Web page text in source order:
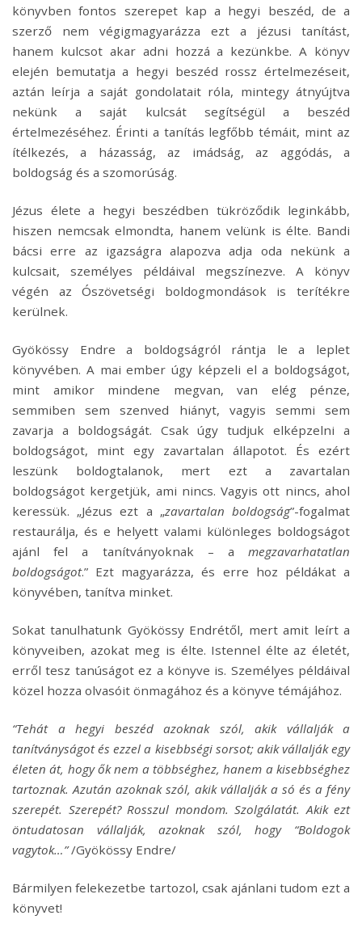
könyvben fontos szerepet kap a hegyi beszéd, de a
szerző nem végigmagyarázza ezt a jézusi tanítást,
hanem kulcsot akar adni hozzá a kezünkbe. A könyv
elején bemutatja a hegyi beszéd rossz értelmezéseit,
aztán leírja a saját gondolatait róla, mintegy átnyújtva
nekünk a saját kulcsát segítségül a beszéd
értelmezéséhez. Érinti a tanítás legfőbb témáit, mint az
ítélkezés, a házasság, az imádság, az aggódás, a
boldogság és a szomorúság.
Jézus élete a hegyi beszédben tükröződik leginkább,
hiszen nemcsak elmondta, hanem velünk is élte. Bandi
bácsi erre az igazságra alapozva adja oda nekünk a
kulcsait, személyes példáival megszínezve. A könyv
végén az Ószövetségi boldogmondások is terítékre
kerülnek.
Gyökössy Endre a boldogságról rántja le a leplet
könyvében. A mai ember úgy képzeli el a boldogságot,
mint amikor mindene megvan, van elég pénze,
semmiben sem szenved hiányt, vagyis semmi sem
zavarja a boldogságát. Csak úgy tudjuk elképzelni a
boldogságot, mint egy zavartalan állapotot. És ezért
leszünk boldogtalanok, mert ezt a zavartalan
boldogságot kergetjük, ami nincs. Vagyis ott nincs, ahol
keressük. „Jézus ezt a „zavartalan boldogság”-fogalmat
restaurálja, és e helyett valami különleges boldogságot
ajánl fel a tanítványoknak – a megzavarhatatlan
boldogságot.” Ezt magyarázza, és erre hoz példákat a
könyvében, tanítva minket.
Sokat tanulhatunk Gyökössy Endrétől, mert amit leírt a
könyveiben, azokat meg is élte. Istennel élte az életét,
erről tesz tanúságot ez a könyve is. Személyes példáival
közel hozza olvasóit önmagához és a könyve témájához.
“Tehát a hegyi beszéd azoknak szól, akik vállalják a
tanítványságot és ezzel a kisebbségi sorsot; akik vállalják egy
életen át, hogy ők nem a többséghez, hanem a kisebbséghez
tartoznak. Azután azoknak szól, akik vállalják a só és a fény
szerepét. Szerepét? Rosszul mondom. Szolgálatát. Akik ezt
öntudatosan vállalják, azoknak szól, hogy “Boldogok
vagytok…”/Gyökössy Endre/
Bármilyen felekezetbe tartozol, csak ajánlani tudom ezt a
könyvet!